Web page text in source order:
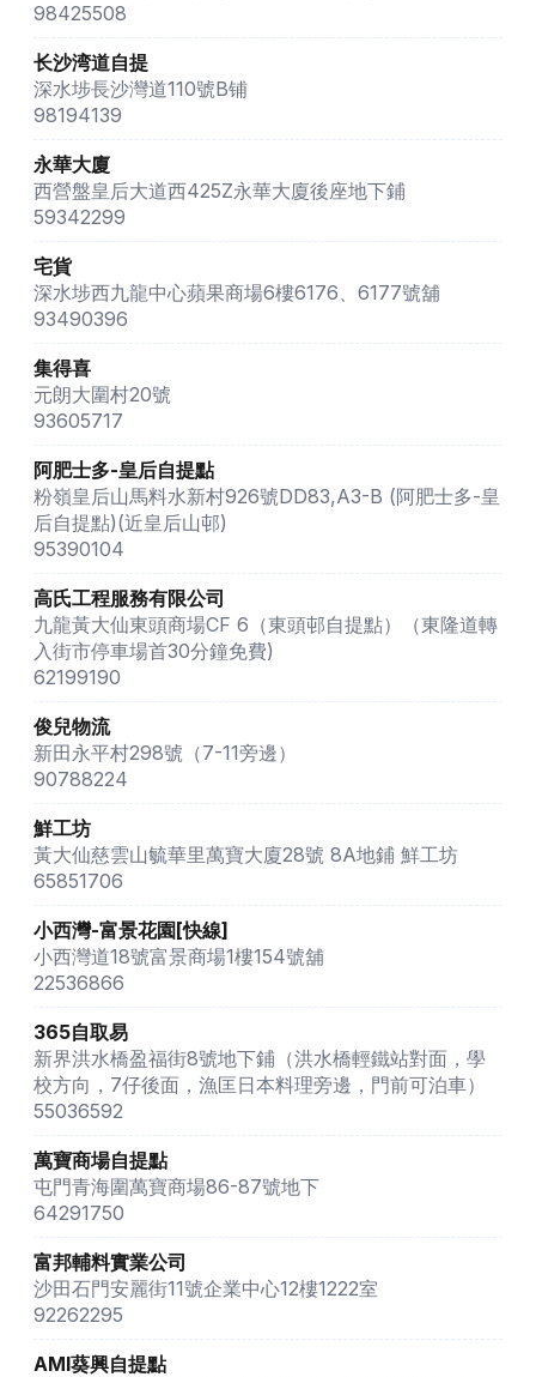
98425508
长沙湾道自提
深水埗長沙灣道110號B铺
98194139
永華大廈
西營盤皇后大道西425Z永華大廈後座地下鋪
59342299
宅貨
深水埗西九龍中心蘋果商場6樓6176、6177號舖
93490396
集得喜
元朗大圍村20號
93605717
阿肥士多-皇后自提點
粉嶺皇后山馬料水新村926號DD83,A3-B (阿肥士多-皇
后自提點)(近皇后山邨)
95390104
高氏工程服務有限公司
九龍黃大仙東頭商場CF 6（東頭邨自提點）（東隆道轉
入街市停車場首30分鐘免費)
62199190
俊兒物流
新田永平村298號（7-11旁邊）
90788224
鮮工坊
黃大仙慈雲山毓華里萬寶大廈28號 8A地鋪 鮮工坊
65851706
小西灣-富景花園[快線]
小西灣道18號富景商場1樓154號舖
22536866
365自取易
新界洪水橋盈福街8號地下鋪（洪水橋輕鐵站對面，學
校方向，7仔後面，漁匡日本料理旁邊，門前可泊車）
55036592
萬寶商場自提點
屯門青海圍萬寶商場86-87號地下
64291750
富邦輔料實業公司
沙田石門安麗街11號企業中心12樓1222室
92262295
AMI葵興自提點